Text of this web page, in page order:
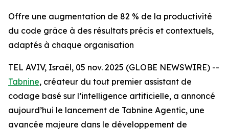
Offre une augmentation de 82 % de la productivité
du code grâce à des résultats précis et contextuels,
adaptés à chaque organisation
TEL AVIV, Israël, 05 nov. 2025 (GLOBE NEWSWIRE) --
Tabnine, créateur du tout premier assistant de
codage basé sur l’intelligence artificielle, a annoncé
aujourd’hui le lancement de Tabnine Agentic, une
avancée majeure dans le développement de